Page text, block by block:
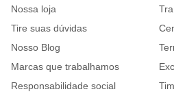
Nossa loja
Tire suas dúvidas
Nosso Blog
Marcas que trabalhamos
Responsabilidade social